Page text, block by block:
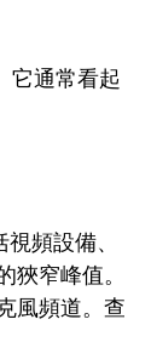
它通常看起
頻設備、
窄峰值。
風頻道。查